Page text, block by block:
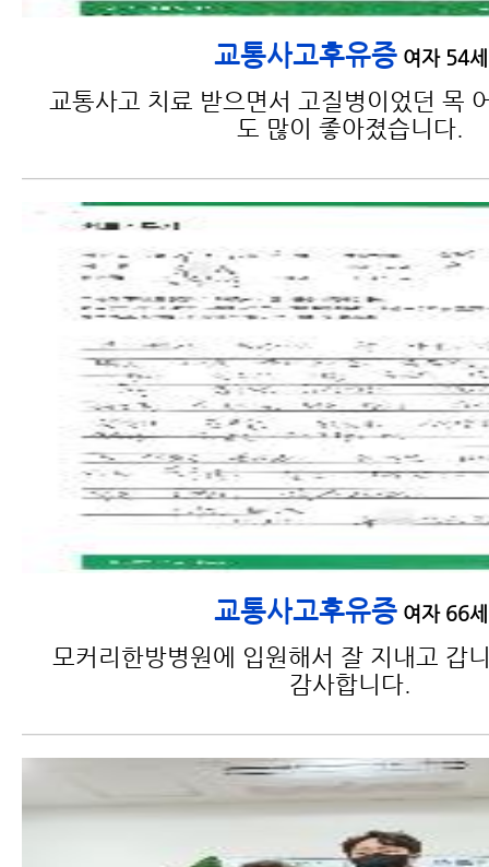
교통사고후유증여자 54세
교통사고 치료 받으면서 고질병이었던 목
도 많이 좋아졌습니다.
교통사고후유증여자 66세
모커리한방병원에 입원해서 잘 지내고 갑
감사합니다.